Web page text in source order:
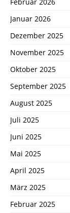
Januar 2026
Dezember 2025
November 2025
Oktober 2025
September 2025
August 2025
Juli 2025
Juni 2025
Mai 2025
April 2025
März 2025
Februar 2025